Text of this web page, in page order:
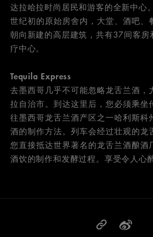
达拉哈拉时尚居民和游客的全新中心
世纪初的原始房舍内，大堂、酒吧、
朝向新建的高层建筑，共有37间客房
疗中心。
Tequila Express
去墨西哥几乎不可能忽略龙舌兰酒，
拉自治市。到达这里后，您必须乘坐
往墨西哥龙舌兰酒产区之一哈利斯科
酒的制作方法。列车会经过壮观的龙
您直接抵达世界著名的龙舌兰酒酿酒
酒饮的制作和发酵过程。享受令人心